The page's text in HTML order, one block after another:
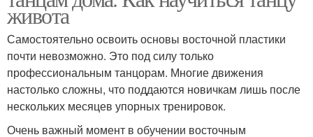
живота
Самостоятельно освоить основы восточной пластики
почти невозможно. Это под силу только
профессиональным танцорам. Многие движения
настолько сложны, что поддаются новичкам лишь после
нескольких месяцев упорных тренировок.
Очень важный момент в обучении восточным